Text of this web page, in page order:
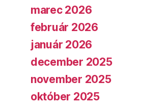
marec 2026
február 2026
január 2026
december 2025
november 2025
október 2025